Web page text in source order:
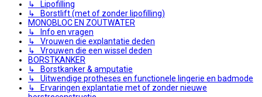
↳ Lipofilling
↳ Borstlift (met of zonder lipofilling)
MONOBLOC EN ZOUTWATER
↳ Info en vragen
↳ Vrouwen die explantatie deden
↳ Vrouwen die een wissel deden
BORSTKANKER
↳ Borstkanker & amputatie
↳ Uitwendige protheses en functionele lingerie en badmode
↳ Ervaringen explantatie met of zonder nieuwe